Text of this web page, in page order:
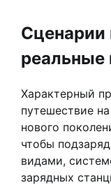
Сценарии
реальные
Характерный
путешествие
нового
чтобы
видами,
зарядных